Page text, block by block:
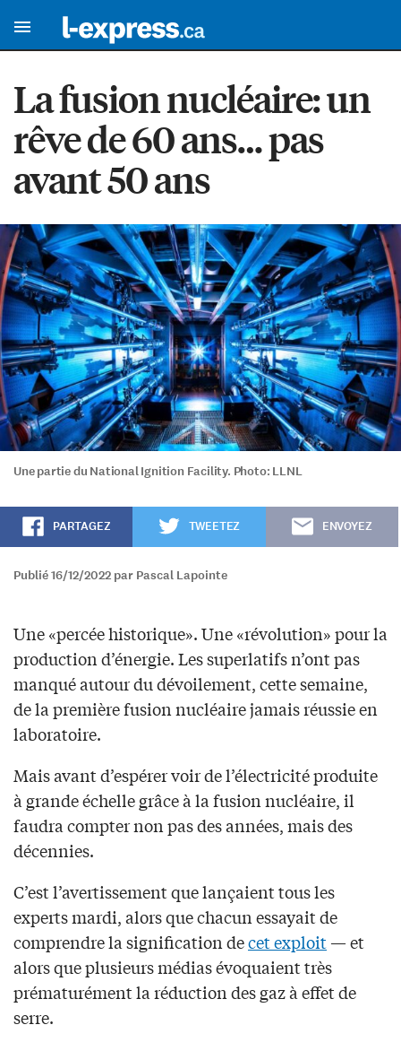
La fusion nucléaire: un
rêve de 60 ans… pas
avant 50 ans
Une partie du National Ignition Facility. Photo: LLNL
PARTAGEZ TWEETEZ ENVOYEZ
Publié 16/12/2022 par Pascal Lapointe
Une «percée historique». Une «révolution» pour la
production d’énergie. Les superlatifs n’ont pas
manqué autour du dévoilement, cette semaine,
de la première fusion nucléaire jamais réussie en
laboratoire.
Mais avant d’espérer voir de l’électricité produite
à grande échelle grâce à la fusion nucléaire, il
faudra compter non pas des années, mais des
décennies.
C’est l’avertissement que lançaient tous les
experts mardi, alors que chacun essayait de
comprendre la signification decet exploit— et
alors que plusieurs médias évoquaient très
prématurément la réduction des gaz à effet de
serre.